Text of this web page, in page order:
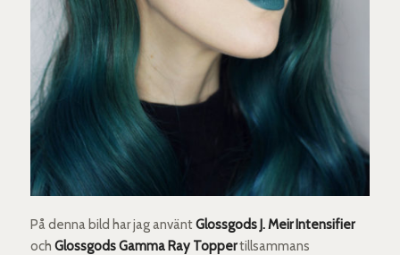
På denna bild har jag använtGlossgods J. Meir Intensifier
och Glossgods Gamma Ray Toppertillsammans